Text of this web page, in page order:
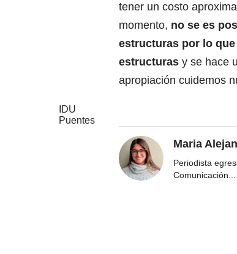
tener un costo
momento, no se es
estructuras por lo
estructuras y se hace
apropiación cuidemos
IDU
Puentes
Maria
Periodista
Comunicación...